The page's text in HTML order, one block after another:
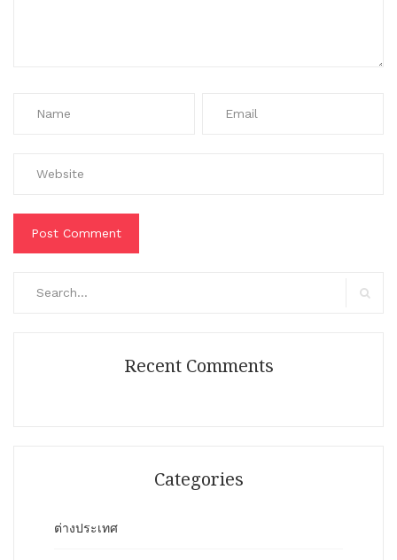
Recent Comments
Categories
ต่างประเทศ